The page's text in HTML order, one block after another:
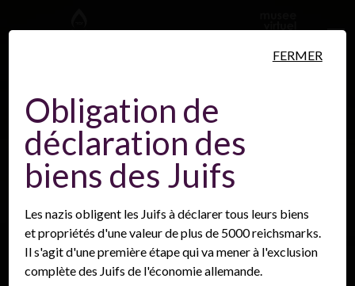
Personnes Lieux Événements
Obligation de
déclaration des
biens des Juifs
FERMER
Les nazis obligent les Juifs à déclarer tous leurs biens
et propriétés d'une valeur de plus de 5000 reichsmarks.
Il s'agit d'une première étape qui va mener à l'exclusion
complète des Juifs de l'économie allemande.